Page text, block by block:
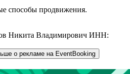
способы продвижения.
Никита Владимирович ИНН:
о рекламе на EventBooking